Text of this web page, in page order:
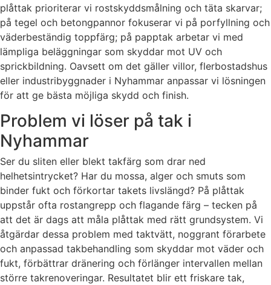
plåttak prioriterar vi rostskyddsmålning och täta skarvar;
på tegel och betongpannor fokuserar vi på porfyllning och
väderbeständig toppfärg; på papptak arbetar vi med
lämpliga beläggningar som skyddar mot UV och
sprickbildning. Oavsett om det gäller villor, flerbostadshus
eller industribyggnader i Nyhammar anpassar vi lösningen
för att ge bästa möjliga skydd och finish.
Problem vi löser på tak i
Nyhammar
Ser du sliten eller blekt takfärg som drar ned
helhetsintrycket? Har du mossa, alger och smuts som
binder fukt och förkortar takets livslängd? På plåttak
uppstår ofta rostangrepp och flagande färg – tecken på
att det är dags att måla plåttak med rätt grundsystem. Vi
åtgärdar dessa problem med taktvätt, noggrant förarbete
och anpassad takbehandling som skyddar mot väder och
fukt, förbättrar dränering och förlänger intervallen mellan
större takrenoveringar. Resultatet blir ett friskare tak,